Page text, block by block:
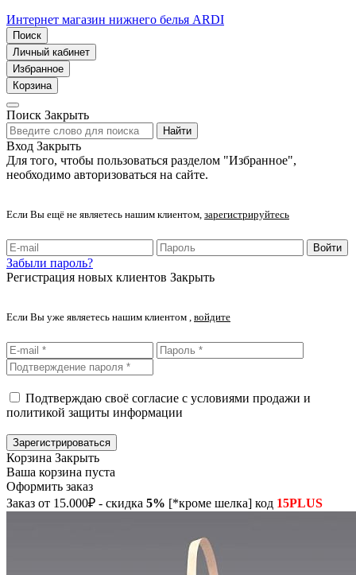
Интернет магазин нижнего белья ARDI
Поиск
Личный кабинет
Избранное
Корзина
Поиск Закрыть
Найти
Вход Закрыть
Для того, чтобы пользоваться разделом "Избранное",
необходимо авторизоваться на сайте.
Если Вы ещё не являетесь нашим клиентом, зарегистрируйтесь
Войти
Забыли пароль?
Регистрация новых клиентов Закрыть
Если Вы уже являетесь нашим клиентом , войдите
Подтверждаю своё согласие с условиями продажи и
политикой защиты информации
Зарегистрироваться
Корзина Закрыть
Ваша корзина пуста
Оформить заказ
Заказ от 15.000₽ - скидка 5% [*кроме шелка] код 15PLUS